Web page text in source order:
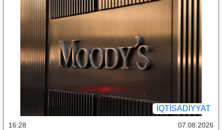
İQTİSADİYYAT
16:28 07.08.2026